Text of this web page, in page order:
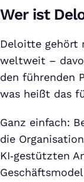
Wer ist
Deloitte gehört
weltweit –
den führenden
was heißt das
Ganz einfach:
die
KI‑gestützten